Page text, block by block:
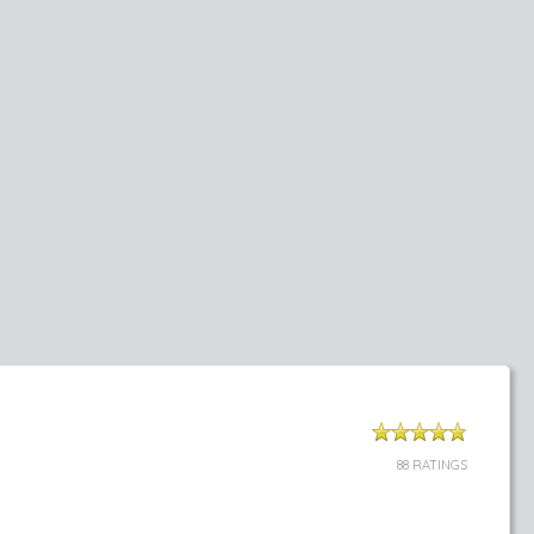
88 RATINGS